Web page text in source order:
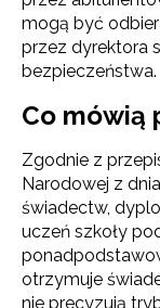
mogą być
przez dyrektora
bezpieczeństwa.
Co mówią
Zgodnie z
Narodowej z
świadectw,
uczeń szkoły
otrzymuje
nie precyzują